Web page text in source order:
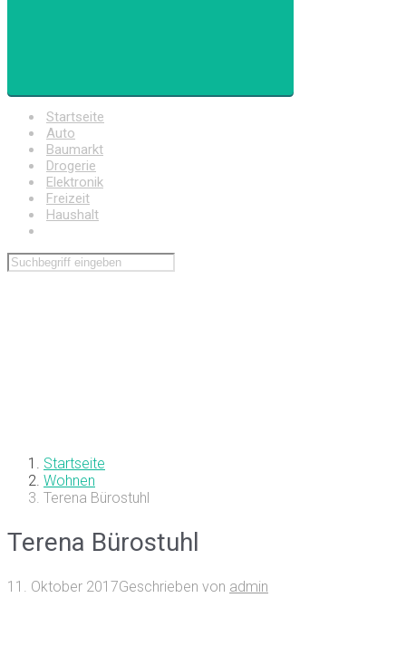
Startseite
Auto
Baumarkt
Drogerie
Elektronik
Freizeit
Haushalt
Startseite
Wohnen
Terena Bürostuhl
Terena Bürostuhl
11. Oktober 2017Geschrieben von admin